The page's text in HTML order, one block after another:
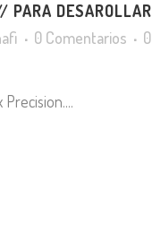
PARA DESAROLLAR
0 Comentarios 0